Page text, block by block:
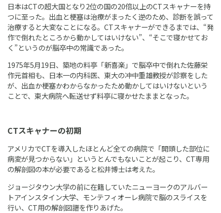
日本はCTの超大国となり2位の国の20倍以上のCTスキャナーを持
つに至った。出血と梗塞は治療がまったく逆のため、診断を誤って
治療すると大変なことになる。CTスキャナーができるまでは、“発
作で倒れたところから動かしてはいけない”、“そこで寝かせてお
く”というのが脳卒中の常識であった。
1975年5月19日、築地の料亭「新喜楽」で脳卒中で倒れた佐藤栄
作元首相も、日本一の内科医、東大の冲中重雄教授が診察をした
が、出血か梗塞かわからなかったため動かしてはいけないという
ことで、東大病院へ転送せず料亭に寝かせたままとなった。
CTスキャナーの初期
アメリカでCTを導入したほとんど全ての病院で「開頭した部位に
病変が見つからない」というとんでもないことが起こり、CT専用
の解剖図の本が必要であると松井博士は考えた。
ジョージタウン大学の前に在籍していたニューヨークのアルバー
トアインスタイン大学、モンテフィオーレ病院で脳のスライスを
行い、CT用の解剖図譜を作りあげた。